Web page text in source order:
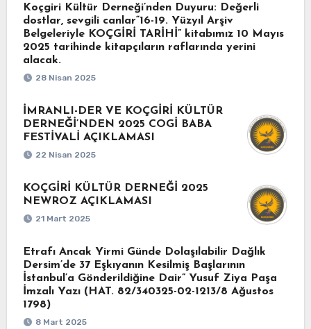
Koçgiri Kültür Derneği’nden Duyuru: Değerli
dostlar, sevgili canlar“16-19. Yüzyıl Arşiv
Belgeleriyle KOÇGİRİ TARİHİ” kitabımız 10 Mayıs
2025 tarihinde kitapçıların raflarında yerini
alacak.
28 Nisan 2025
İMRANLI-DER VE KOÇGİRİ KÜLTÜR
DERNEĞİ’NDEN 2025 COGİ BABA
FESTİVALİ AÇIKLAMASI
22 Nisan 2025
KOÇGİRİ KÜLTÜR DERNEĞİ 2025
NEWROZ AÇIKLAMASI
21 Mart 2025
Etrafı Ancak Yirmi Günde Dolaşılabilir Dağlık
Dersim’de 37 Eşkıyanın Kesilmiş Başlarının
İstanbul’a Gönderildiğine Dair” Yusuf Ziya Paşa
İmzalı Yazı (HAT. 82/340325-02-1213/8 Ağustos
1798)
8 Mart 2025